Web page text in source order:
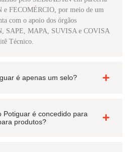
e FECOMÉRCIO, por meio de um
com o apoio dos órgãos
SAPE, MAPA, SUVISA e COVISA
Técnico.
é apenas um selo?
Potiguar é concedido para
produtos?